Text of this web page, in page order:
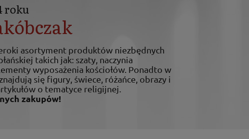
roku
asortyment produktów niezbędnych
takich jak: szaty, naczynia
wyposażenia kościołów. Ponadto w
się figury, świece, różańce, obrazy i
o tematyce religijnej.
zakupów!